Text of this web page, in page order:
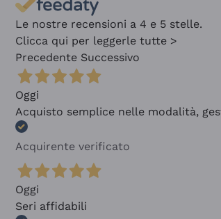
Le nostre recensioni a 4 e 5 stelle.
Clicca qui per leggerle tutte >
Precedente Successivo
Oggi
Acquisto semplice nelle modalità,
Acquirente verificato
Oggi
Seri affidabili